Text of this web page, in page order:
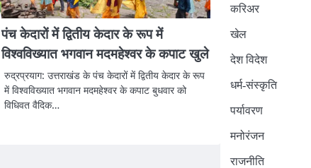
पंच केदारों में द्वितीय केदार के रूप में
विश्वविख्यात भगवान मदमहेश्वर के कपाट खुले
रुद्रप्रयाग: उत्तराखंड के पंच केदारों में द्वितीय केदार के रूप
में विश्वविख्यात भगवान मदमहेश्वर के कपाट बुधवार को
विधिवत वैदिक…
करिअर
खेल
देश विदेश
धर्म-संस्कृति
पर्यावरण
मनोरंजन
राजनीति